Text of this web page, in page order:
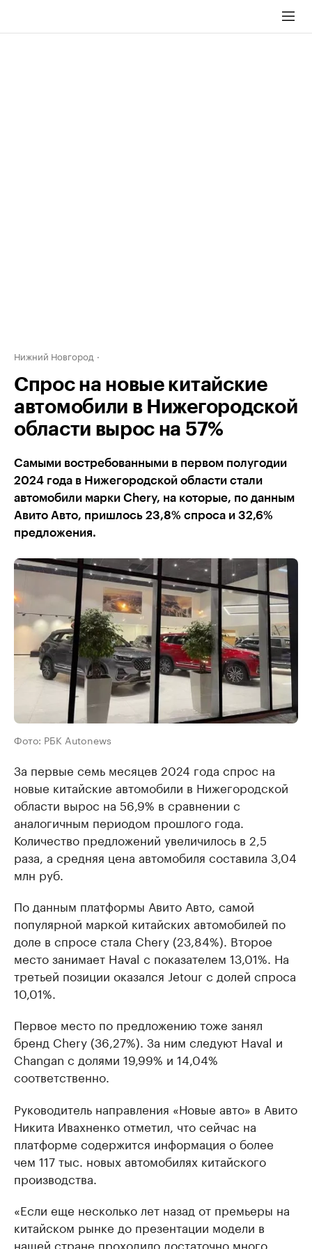
Нижний Новгород
Спрос на новые китайские
автомобили в Нижегородской
области вырос на 57%
Самыми востребованными в первом полугодии
2024 года в Нижегородской области стали
автомобили марки Chery, на которые, по данным
Авито Авто, пришлось 23,8% спроса и 32,6%
предложения.
Фото: РБК Autonews
За первые семь месяцев 2024 года спрос на
новые китайские автомобили в Нижегородской
области вырос на 56,9% в сравнении с
аналогичным периодом прошлого года.
Количество предложений увеличилось в 2,5
раза, а средняя цена автомобиля составила 3,04
млн руб.
По данным платформы Авито Авто, самой
популярной маркой китайских автомобилей по
доле в спросе стала Chery (23,84%). Второе
место занимает Haval с показателем 13,01%. На
третьей позиции оказался Jetour с долей спроса
10,01%.
Первое место по предложению тоже занял
бренд Chery (36,27%). За ним следуют Haval и
Changan с долями 19,99% и 14,04%
соответственно.
Руководитель направления «Новые авто» в Авито
Никита Ивахненко отметил, что сейчас на
платформе содержится информация о более
чем 117 тыс. новых автомобилях китайского
производства.
«Если еще несколько лет назад от премьеры на
китайском рынке до презентации модели в
нашей стране проходило достаточно много